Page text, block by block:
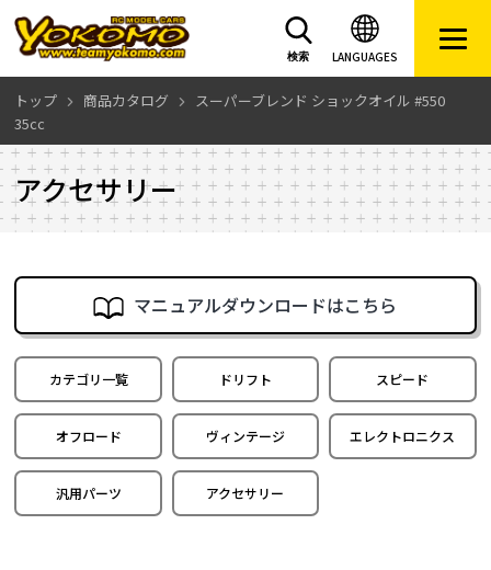
LANGUAGES
検索
トップ 商品カタログ
スーパーブレンド ショックオイル #550
35cc
アクセサリー
マニュアルダウンロードはこちら
カテゴリ一覧 ドリフト スピード
オフロード ヴィンテージ エレクトロニクス
汎用パーツ アクセサリー